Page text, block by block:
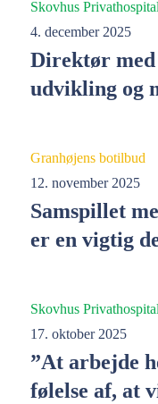
Direktør
udvikling og
4. december 2025
Skovhus Privathospital
Samspillet
er en vigtig
12. november 2025
Granhøjens botilbud
”At arbejde
følelse af, at
17. oktober 2025
Skovhus Privathospital